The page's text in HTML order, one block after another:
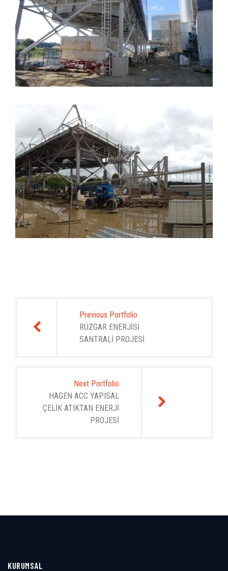
gezinmesiPrevious Portfolio
RÜZGAR ENERJİSİ
SANTRALİ PROJESİ
Next Portfolio
HAGEN ACC YAPISAL
ÇELİK ATIKTAN ENERJİ
PROJESİ
KURUMSAL